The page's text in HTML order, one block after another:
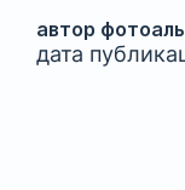
автор
дата